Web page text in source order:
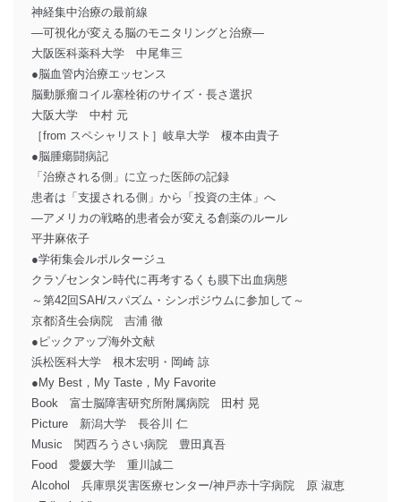
神経集中治療の最前線
―可視化が変える脳のモニタリングと治療―
大阪医科薬科大学 中尾隼三
●脳血管内治療エッセンス
脳動脈瘤コイル塞栓術のサイズ・長さ選択
大阪大学 中村 元
［from スペシャリスト］岐阜大学 榎本由貴子
●脳腫瘍闘病記
「治療される側」に立った医師の記録
患者は「支援される側」から「投資の主体」へ
―アメリカの戦略的患者会が変える創薬のルール
平井麻依子
●学術集会ルポルタージュ
クラゾセンタン時代に再考するくも膜下出血病態
～第42回SAH/スパズム・シンポジウムに参加して～
京都済生会病院 吉浦 徹
●ピックアップ海外文献
浜松医科大学 根木宏明・岡崎 諒
●My Best，My Taste，My Favorite
Book 富士脳障害研究所附属病院 田村 晃
Picture 新潟大学 長谷川 仁
Music 関西ろうさい病院 豊田真吾
Food 愛媛大学 重川誠二
Alcohol 兵庫県災害医療センター/神戸赤十字病院 原 淑恵